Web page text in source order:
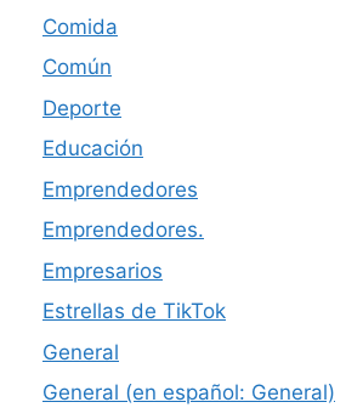
Comida
Común
Deporte
Educación
Emprendedores
Emprendedores.
Empresarios
Estrellas de TikTok
General
General (en español: General)